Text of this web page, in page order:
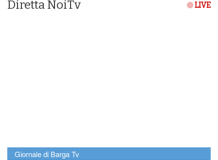
Diretta NoiTv LIVE
Giornale di Barga Tv